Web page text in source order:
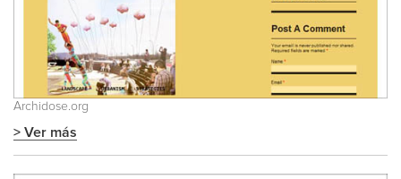
Archidose.org
> Ver más